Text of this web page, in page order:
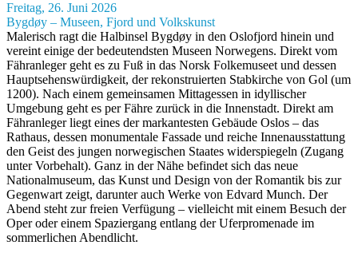
Freitag, 26. Juni 2026
Bygdøy – Museen, Fjord und Volkskunst
Malerisch ragt die Halbinsel Bygdøy in den Oslofjord hinein und
vereint einige der bedeutendsten Museen Norwegens. Direkt vom
Fähranleger geht es zu Fuß in das Norsk Folkemuseet und dessen
Hauptsehenswürdigkeit, der rekonstruierten Stabkirche von Gol (um
1200). Nach einem gemeinsamen Mittagessen in idyllischer
Umgebung geht es per Fähre zurück in die Innenstadt. Direkt am
Fähranleger liegt eines der markantesten Gebäude Oslos – das
Rathaus, dessen monumentale Fassade und reiche Innenausstattung
den Geist des jungen norwegischen Staates widerspiegeln (Zugang
unter Vorbehalt). Ganz in der Nähe befindet sich das neue
Nationalmuseum, das Kunst und Design von der Romantik bis zur
Gegenwart zeigt, darunter auch Werke von Edvard Munch. Der
Abend steht zur freien Verfügung – vielleicht mit einem Besuch der
Oper oder einem Spaziergang entlang der Uferpromenade im
sommerlichen Abendlicht.